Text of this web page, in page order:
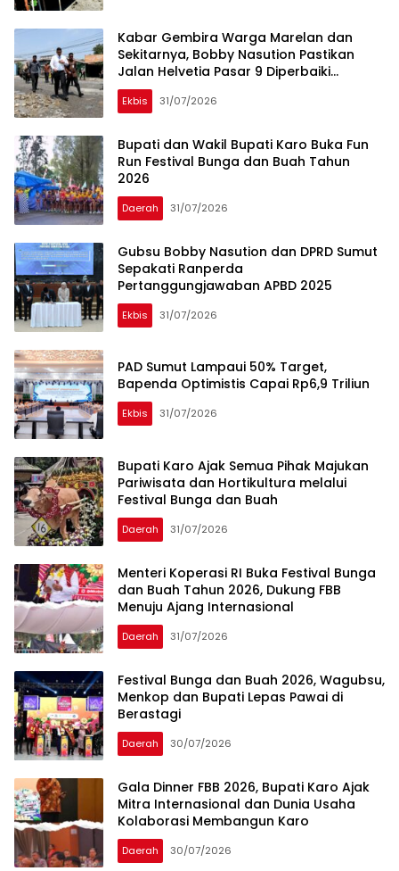
Kabar Gembira Warga Marelan dan
Sekitarnya, Bobby Nasution Pastikan
Jalan Helvetia Pasar 9 Diperbaiki
Agustus
Ekbis 31/07/2026
Bupati dan Wakil Bupati Karo Buka Fun
Run Festival Bunga dan Buah Tahun
2026
Daerah 31/07/2026
Gubsu Bobby Nasution dan DPRD Sumut
Sepakati Ranperda
Pertanggungjawaban APBD 2025
Ekbis 31/07/2026
PAD Sumut Lampaui 50% Target,
Bapenda Optimistis Capai Rp6,9 Triliun
Ekbis 31/07/2026
Bupati Karo Ajak Semua Pihak Majukan
Pariwisata dan Hortikultura melalui
Festival Bunga dan Buah
Daerah 31/07/2026
Menteri Koperasi RI Buka Festival Bunga
dan Buah Tahun 2026, Dukung FBB
Menuju Ajang Internasional
Daerah 31/07/2026
Festival Bunga dan Buah 2026, Wagubsu,
Menkop dan Bupati Lepas Pawai di
Berastagi
Daerah 30/07/2026
Gala Dinner FBB 2026, Bupati Karo Ajak
Mitra Internasional dan Dunia Usaha
Kolaborasi Membangun Karo
Daerah 30/07/2026